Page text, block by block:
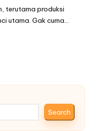
terutama produksi
utama. Gak cuma…
Search